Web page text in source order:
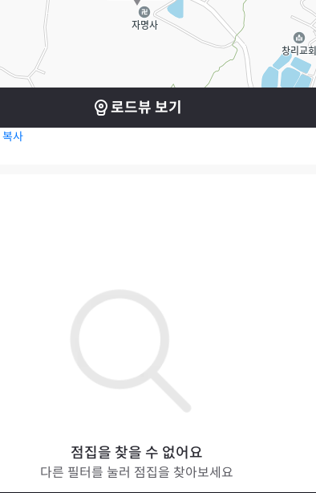
로드뷰 보기
복사
점집을 찾을 수 없어요
다른 필터를 눌러 점집을 찾아보세요